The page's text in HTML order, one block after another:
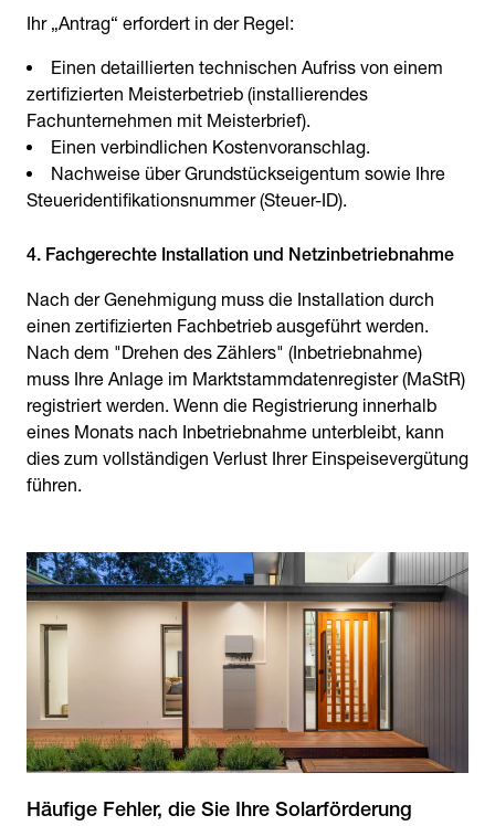
Ihr „Antrag“ erfordert in der Regel:
Einen detaillierten technischen Aufriss von einem
zertifizierten Meisterbetrieb (installierendes
Fachunternehmen mit Meisterbrief).
Einen verbindlichen Kostenvoranschlag.
Nachweise über Grundstückseigentum sowie Ihre
Steueridentifikationsnummer (Steuer-ID).
4. Fachgerechte Installation und Netzinbetriebnahme
Nach der Genehmigung muss die Installation durch
einen zertifizierten Fachbetrieb ausgeführt werden.
Nach dem "Drehen des Zählers" (Inbetriebnahme)
muss Ihre Anlage im Marktstammdatenregister (MaStR)
registriert werden. Wenn die Registrierung innerhalb
eines Monats nach Inbetriebnahme unterbleibt, kann
dies zum vollständigen Verlust Ihrer Einspeisevergütung
führen.
Häufige Fehler, die Sie Ihre Solarförderung